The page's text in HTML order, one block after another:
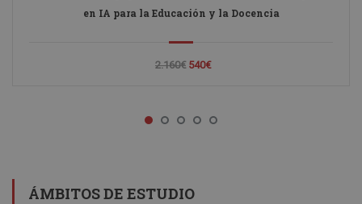
en IA para la Educación y la Docencia
2.160€ 540€
ÁMBITOS DE ESTUDIO